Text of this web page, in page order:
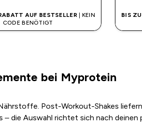
AUF BESTSELLER | KEIN
CODE BENÖTIGT
BIS
bei Myprotein
Post-Workout-Shakes
die Auswahl richtet sich nach deinen